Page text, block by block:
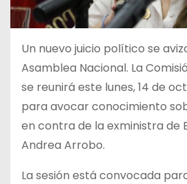
Un nuevo juicio político se
Asamblea Nacional. La
se reunirá este lunes, 14 de
para avocar conocimiento
en contra de la exministra de
Andrea Arrobo.
La sesión está convocada